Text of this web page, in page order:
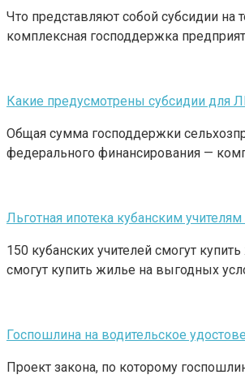
Что представляют собой субсидии
комплексная господдержка
Какие предусмотрены субсидии для
Общая сумма господдержки
федерального финансирования —
Льготная ипотека кубанским
150 кубанских учителей смогут
смогут купить жилье на выгодных
Госпошлина на водительское
Проект закона, по которому